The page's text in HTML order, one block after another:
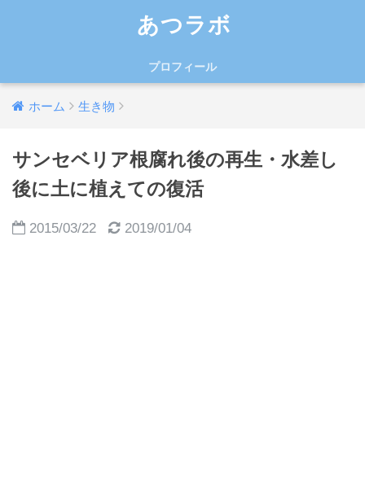
あつラボ
プロフィール
ホーム 生き物
サンセベリア根腐れ後の再生・水差し
後に土に植えての復活
2015/03/22 2019/01/04